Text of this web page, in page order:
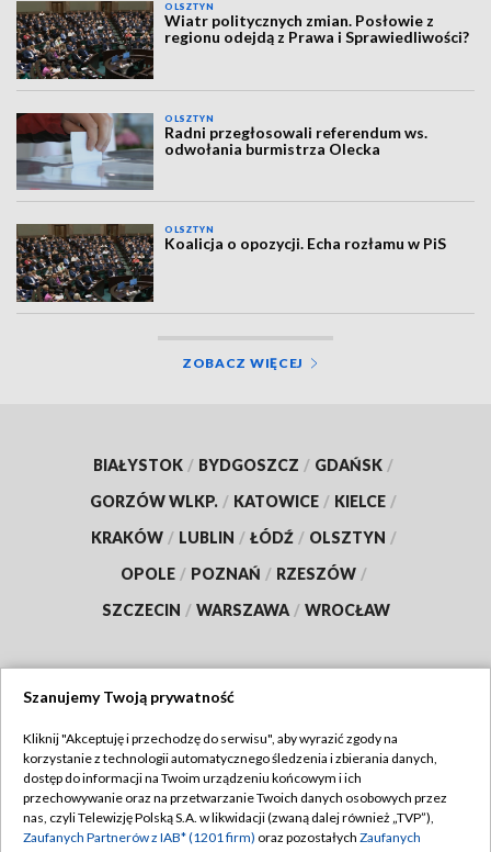
OLSZTYN
Wiatr politycznych zmian. Posłowie z
regionu odejdą z Prawa i Sprawiedliwości?
OLSZTYN
Radni przegłosowali referendum ws.
odwołania burmistrza Olecka
OLSZTYN
Koalicja o opozycji. Echa rozłamu w PiS
ZOBACZ WIĘCEJ
BIAŁYSTOK / BYDGOSZCZ / GDAŃSK /
GORZÓW WLKP. / KATOWICE / KIELCE /
KRAKÓW / LUBLIN / ŁÓDŹ / OLSZTYN /
OPOLE / POZNAŃ / RZESZÓW /
SZCZECIN / WARSZAWA / WROCŁAW
TVP
Abonament TVP
Emisja w TVP
Regulamin TVP
Polityka prywatności
Szanujemy Twoją prywatność
Kliknij "Akceptuję i przechodzę do serwisu", aby wyrazić zgody na
korzystanie z technologii automatycznego śledzenia i zbierania danych,
dostęp do informacji na Twoim urządzeniu końcowym i ich
przechowywanie oraz na przetwarzanie Twoich danych osobowych przez
nas, czyli Telewizję Polską S.A. w likwidacji (zwaną dalej również „TVP”),
Zaufanych Partnerów z IAB* (1201 firm) oraz pozostałych Zaufanych